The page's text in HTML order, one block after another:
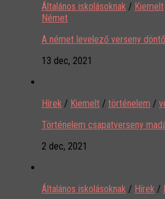
Általános iskolásoknak / Kiemelt
Német
A német levelező verseny
13 dec, 2021
Hírek / Kiemelt / történelem /
Történelem csapatverseny
2 dec, 2021
Általános iskolásoknak / Hírek /